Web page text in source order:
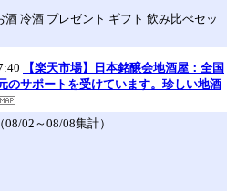
酒 冷酒 プレゼント ギフト 飲み比べセッ
【楽天市場】日本銘醸会地酒屋：全国
のサポートを受けています。珍しい地酒
02～08/08集計）